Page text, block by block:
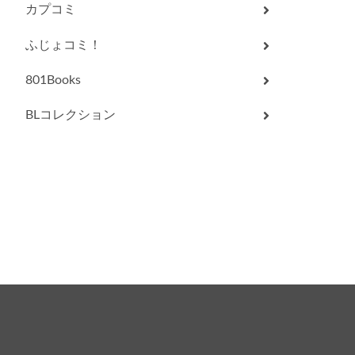
カプコミ
ふじょコミ！
801Books
BLコレクション